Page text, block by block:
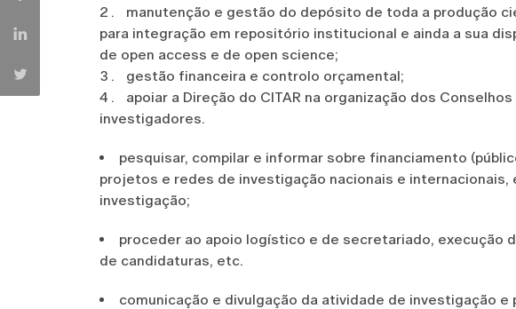
manutenção e gestão do depósito de toda a produção
para integração em repositório institucional e ainda a sua
de open access e de open science;
gestão financeira e controlo orçamental;
apoiar a Direção do CITAR na organização dos
investigadores.
pesquisar, compilar e informar sobre financiamento
projetos e redes de investigação nacionais e internacionais,
investigação;
proceder ao apoio logístico e de secretariado, execução
de candidaturas, etc.
comunicação e divulgação da atividade de investigação